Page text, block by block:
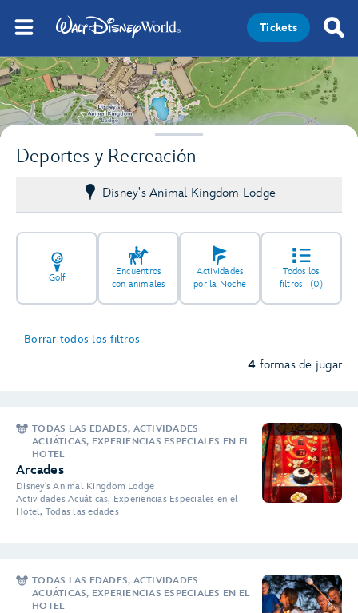
Tickets
Deportes y Recreación
Disney's Animal Kingdom Lodge
Golf
Encuentros
con animales
Actividades
por la Noche
Todos los
filtros (0)
Borrar todos los filtros
4formas de jugar
TODAS LAS EDADES, ACTIVIDADES
ACUÁTICAS, EXPERIENCIAS ESPECIALES EN EL
HOTEL
Arcades
Disney's Animal Kingdom Lodge
Actividades Acuáticas, Experiencias Especiales en el
Hotel, Todas las edades
TODAS LAS EDADES, ACTIVIDADES
ACUÁTICAS, EXPERIENCIAS ESPECIALES EN EL
HOTEL